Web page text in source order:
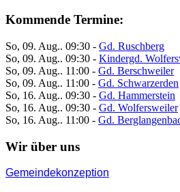
Kommende Termine:
So, 09. Aug.. 09:30 - Gd. Ruschberg
So, 09. Aug.. 09:30 - Kindergd.
So, 09. Aug.. 11:00 - Gd. Berschweiler
So, 09. Aug.. 11:00 - Gd. Schwarzerden
So, 16. Aug.. 09:30 - Gd. Hammerstein
So, 16. Aug.. 09:30 - Gd. Wolfersweiler
So, 16. Aug.. 11:00 - Gd.
Wir über uns
Gemeindekonzeption